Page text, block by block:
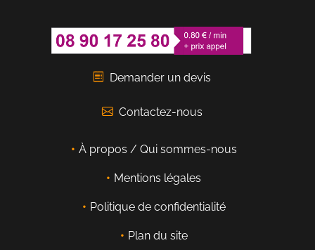
Demander un devis
Contactez-nous
À propos / Qui sommes-nous
Mentions légales
Politique de confidentialité
Plan du site